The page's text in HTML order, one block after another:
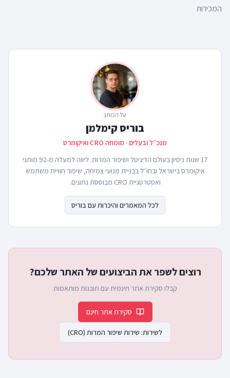
המכירות
על הכותב
בוריס קימלמן
מנכ״ל ובעלים · מומחה CRO ואיקומרס
17 שנות ניסיון בעולם הדיגיטל ושיפור המרות. ליווה למעלה מ-92 מותגי
איקומרס בישראל ובחו״ל בבניית מנועי צמיחה, שיפור חוויית משתמש
ואסטרטגיית CRO מבוססת נתונים.
לכל המאמרים והיכרות עם בוריס
רוצים לשפר את הביצועים של האתר שלכם?
קבלו סקירת אתר חינמית עם תובנות מותאמות
סקירת אתר חינם
לשירות: שירות שיפור המרות (CRO)